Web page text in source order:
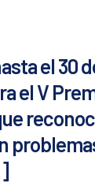
el 30
el V